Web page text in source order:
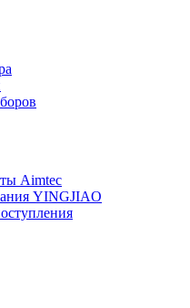
Aimtec
YINGJIAO